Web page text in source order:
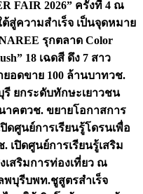
FAIR 2026” ครั้งที่ 4 ณ
สู่ความสำเร็จ เป็นจุดหมาย
รุกตลาด Color
18 เฉดสี ดึง 7 สาว
ยอดขาย 100 ล้านบาทวช.
ยกระดับทักษะเยาวชน
าคตวช. ขยายโอกาสการ
ดศูนย์การเรียนรู้โดรนเพื่อ
. เปิดศูนย์การเรียนรู้เสริม
เสริมการท่องเที่ยว ณ
พบุรีบพท.ชูสูตรสำเร็จ